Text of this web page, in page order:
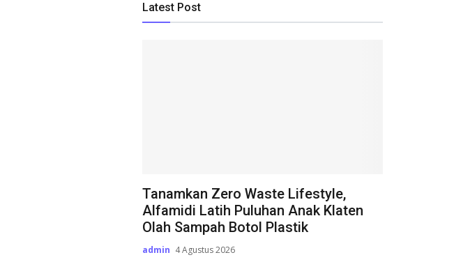
Latest Post
Tanamkan Zero Waste Lifestyle,
Alfamidi Latih Puluhan Anak Klaten
Olah Sampah Botol Plastik
admin 4 Agustus 2026